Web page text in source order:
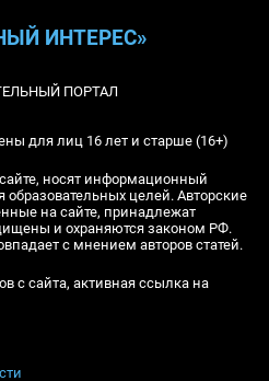
ИНТЕРЕС»
ПОРТАЛ
для лиц 16 лет и старше (16+)
носят информационный
образовательных целей. Авторские
на сайте, принадлежат
и охраняются законом РФ.
с мнением авторов статей.
с сайта, активная ссылка на